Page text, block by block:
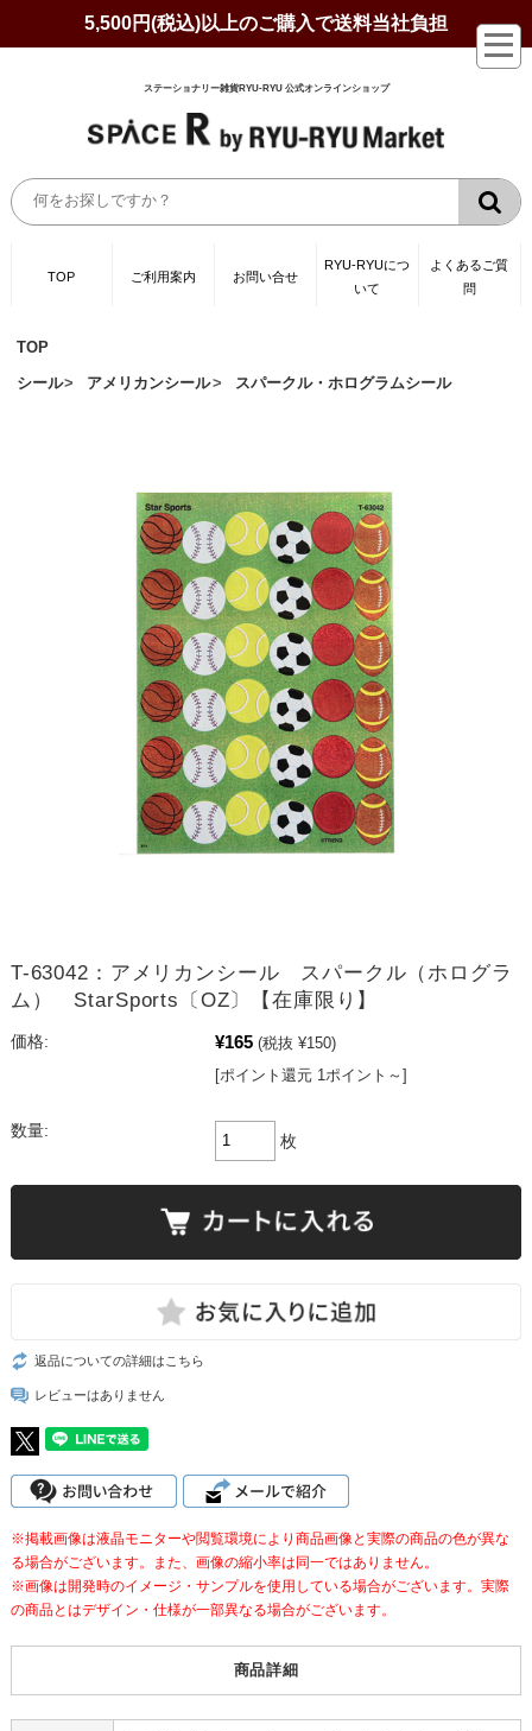
5,500円(税込)以上のご購入で送料当社負担
ステーショナリー雑貨RYU-RYU 公式オンラインショップ
TOP ご利用案内 お問い合せ
RYU-RYUにつ
いて
よくあるご質
問
TOP
シール
アメリカンシール スパークル・ホログラムシール
T-63042：アメリカンシール スパークル（ホログラ
ム） StarSports〔OZ〕【在庫限り】
価格: ¥165 (税抜 ¥150)
[ポイント還元 1ポイント～]
数量:
枚
返品についての詳細はこちら
レビューはありません
※掲載画像は液晶モニターや閲覧環境により商品画像と実際の商品の色が異な
る場合がございます。また、画像の縮小率は同一ではありません。
※画像は開発時のイメージ・サンプルを使用している場合がございます。実際
の商品とはデザイン・仕様が一部異なる場合がございます。
商品詳細